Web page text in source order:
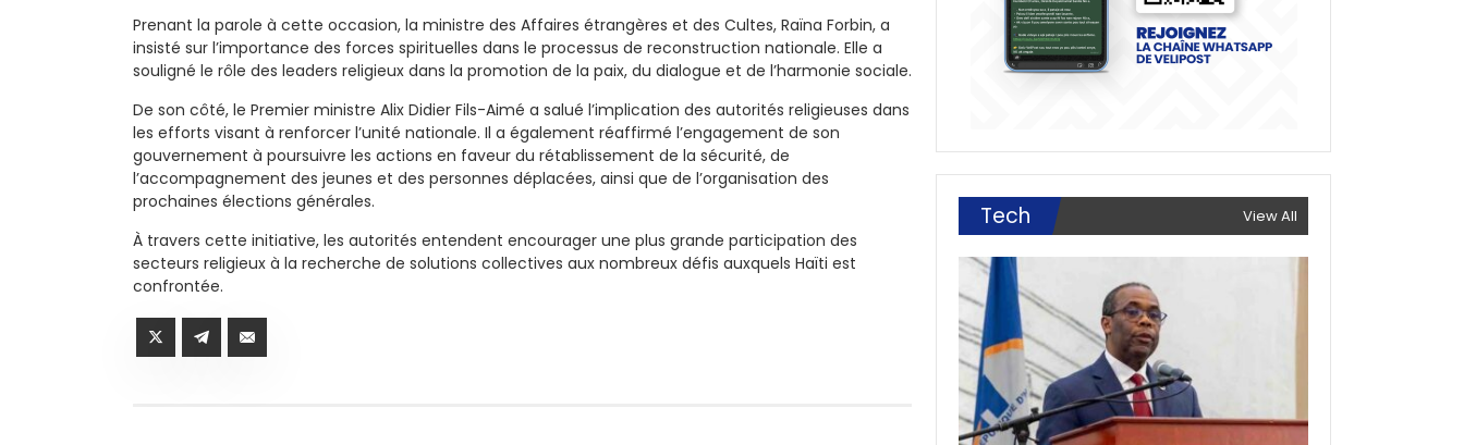
Prenant la parole à cette occasion, la ministre des Affaires étrangères et des Cultes, Raïna Forbin, a
insisté sur l’importance des forces spirituelles dans le processus de reconstruction nationale. Elle a
souligné le rôle des leaders religieux dans la promotion de la paix, du dialogue et de l’harmonie sociale.
De son côté, le Premier ministre Alix Didier Fils-Aimé a salué l’implication des autorités religieuses dans
les efforts visant à renforcer l’unité nationale. Il a également réaffirmé l’engagement de son
gouvernement à poursuivre les actions en faveur du rétablissement de la sécurité, de
l’accompagnement des jeunes et des personnes déplacées, ainsi que de l’organisation des
prochaines élections générales.
À travers cette initiative, les autorités entendent encourager une plus grande participation des
secteurs religieux à la recherche de solutions collectives aux nombreux défis auxquels Haïti est
confrontée.
Tech View All